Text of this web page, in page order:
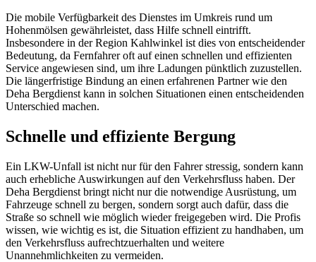
Die mobile Verfügbarkeit des Dienstes im Umkreis rund um
Hohenmölsen gewährleistet, dass Hilfe schnell eintrifft.
Insbesondere in der Region Kahlwinkel ist dies von entscheidender
Bedeutung, da Fernfahrer oft auf einen schnellen und effizienten
Service angewiesen sind, um ihre Ladungen pünktlich zuzustellen.
Die längerfristige Bindung an einen erfahrenen Partner wie den
Deha Bergdienst kann in solchen Situationen einen entscheidenden
Unterschied machen.
Schnelle und effiziente Bergung
Ein LKW-Unfall ist nicht nur für den Fahrer stressig, sondern kann
auch erhebliche Auswirkungen auf den Verkehrsfluss haben. Der
Deha Bergdienst bringt nicht nur die notwendige Ausrüstung, um
Fahrzeuge schnell zu bergen, sondern sorgt auch dafür, dass die
Straße so schnell wie möglich wieder freigegeben wird. Die Profis
wissen, wie wichtig es ist, die Situation effizient zu handhaben, um
den Verkehrsfluss aufrechtzuerhalten und weitere
Unannehmlichkeiten zu vermeiden.